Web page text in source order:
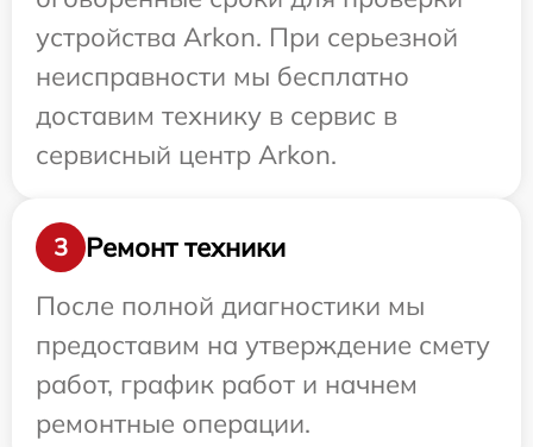
устройства Arkon. При серьезной
неисправности мы бесплатно
доставим технику в сервис в
сервисный центр Arkon.
3
Ремонт техники
После полной диагностики мы
предоставим на утверждение смету
работ, график работ и начнем
ремонтные операции.